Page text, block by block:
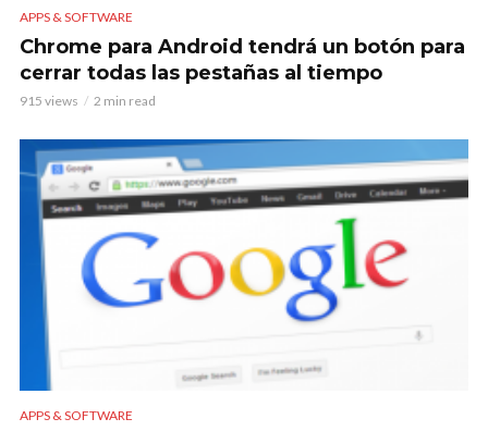
APPS & SOFTWARE
Chrome para Android tendrá un botón para
cerrar todas las pestañas al tiempo
915 views 2 min read
APPS & SOFTWARE